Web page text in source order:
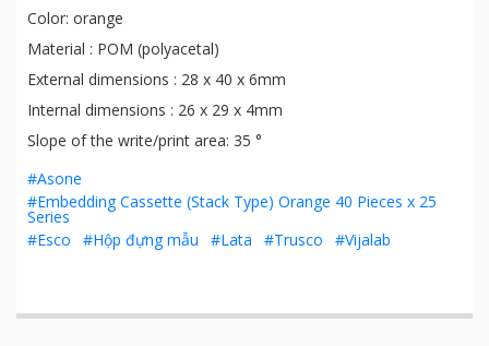
Color: orange
Material : POM (polyacetal)
External dimensions : 28 x 40 x 6mm
Internal dimensions : 26 x 29 x 4mm
Slope of the write/print area: 35 °
#Asone
#Embedding Cassette (Stack Type) Orange 40 Pieces x 25
Series
#Esco
#Hộp đựng mẫu #Lata #Trusco #Vijalab